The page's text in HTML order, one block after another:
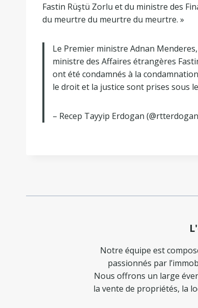
Fastin Rüştü Zorlu et du ministre des
du meurtre du meurtre du meurtre. »
Le Premier ministre Adnan
ministre des Affaires étrangères
ont été condamnés à la
le droit et la justice sont prises sous
– Recep Tayyip Erdogan
Notre équipe est
passionnés par
Nous offrons un large
la vente de propriétés, la